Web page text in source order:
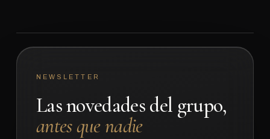
NEWSLETTER
Las novedades del grupo,
antes que nadie